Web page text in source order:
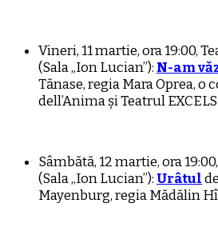
Vineri, 11 martie, ora 19:00,
(Sala „Ion Lucian”): N-am
Tănase, regia Mara Oprea, o
dell’Anima și Teatrul
Sâmbătă, 12 martie, ora
(Sala „Ion Lucian”):Urâtul
Mayenburg, regia Mădălin